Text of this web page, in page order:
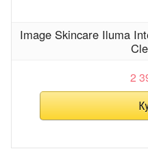
Image Skincare Iluma
2